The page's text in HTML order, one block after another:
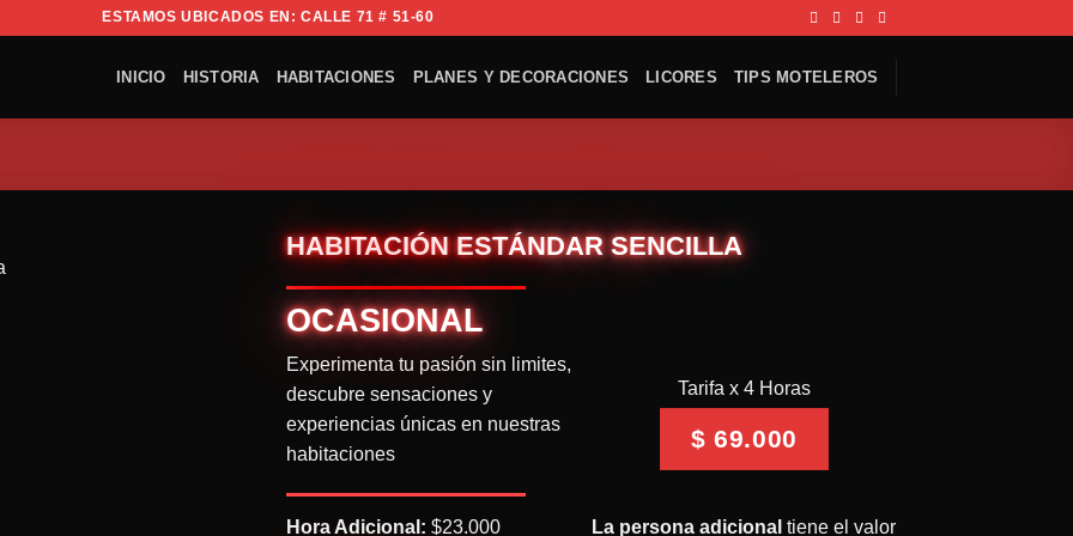
ESTAMOS UBICADOS EN: CALLE 71 # 51-60
INICIO HISTORIA HABITACIONES PLANES Y DECORACIONES LICORES TIPS MOTELEROS
HABITACIÓN ESTÁNDAR SENCILLA
OCASIONAL
Experimenta tu pasión sin limites,
descubre sensaciones y
experiencias únicas en nuestras
habitaciones
Tarifa x 4 Horas
$ 69.000
Hora Adicional: $23.000 La persona adicional tiene el valor